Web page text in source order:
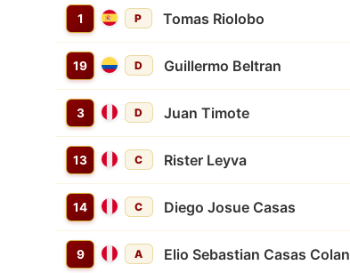
1 P Tomas Riolobo
19 D Guillermo Beltran
3 D Juan Timote
13 C Rister Leyva
14 C Diego Josue Casas
9 A Elio Sebastian Casas Colan